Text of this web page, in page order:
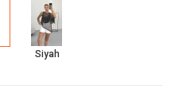
Siyah